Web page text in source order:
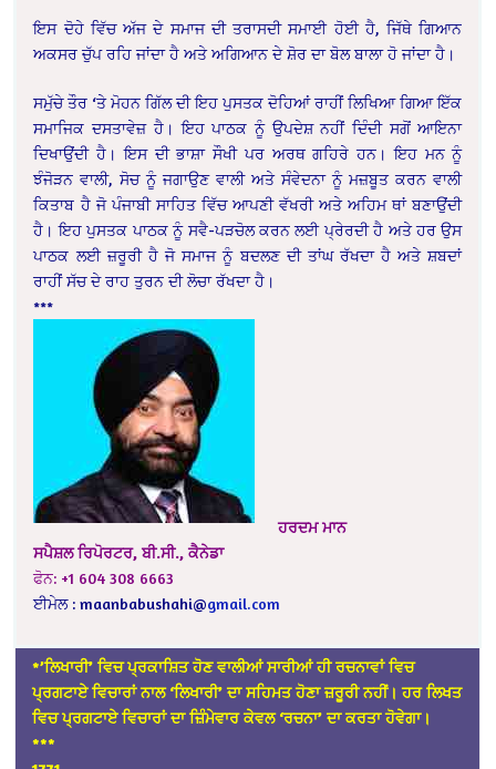
ਇਸ ਦੋਹੇ ਵਿੱਚ ਅੱਜ ਦੇ ਸਮਾਜ ਦੀ ਤਰਾਸਦੀ ਸਮਾਈ ਹੋਈ ਹੈ, ਜਿੱਥੇ ਗਿਆਨ
ਅਕਸਰ ਚੁੱਪ ਰਹਿ ਜਾਂਦਾ ਹੈ ਅਤੇ ਅਗਿਆਨ ਦੇ ਸ਼ੋਰ ਦਾ ਬੋਲ ਬਾਲਾ ਹੋ ਜਾਂਦਾ ਹੈ।
ਸਮੁੱਚੇ ਤੌਰ ‘ਤੇ ਮੋਹਨ ਗਿੱਲ ਦੀ ਇਹ ਪੁਸਤਕ ਦੋਹਿਆਂ ਰਾਹੀਂ ਲਿਖਿਆ ਗਿਆ ਇੱਕ
ਸਮਾਜਿਕ ਦਸਤਾਵੇਜ਼ ਹੈ। ਇਹ ਪਾਠਕ ਨੂੰ ਉਪਦੇਸ਼ ਨਹੀਂ ਦਿੰਦੀ ਸਗੋਂ ਆਇਨਾ
ਦਿਖਾਉਂਦੀ ਹੈ। ਇਸ ਦੀ ਭਾਸ਼ਾ ਸੌਖੀ ਪਰ ਅਰਥ ਗਹਿਰੇ ਹਨ। ਇਹ ਮਨ ਨੂੰ
ਝੰਜੋੜਨ ਵਾਲੀ, ਸੋਚ ਨੂੰ ਜਗਾਉਣ ਵਾਲੀ ਅਤੇ ਸੰਵੇਦਨਾ ਨੂੰ ਮਜ਼ਬੂਤ ਕਰਨ ਵਾਲੀ
ਕਿਤਾਬ ਹੈ ਜੋ ਪੰਜਾਬੀ ਸਾਹਿਤ ਵਿੱਚ ਆਪਣੀ ਵੱਖਰੀ ਅਤੇ ਅਹਿਮ ਥਾਂ ਬਣਾਉਂਦੀ
ਹੈ। ਇਹ ਪੁਸਤਕ ਪਾਠਕ ਨੂੰ ਸਵੈ-ਪੜਚੋਲ ਕਰਨ ਲਈ ਪ੍ਰੇਰਦੀ ਹੈ ਅਤੇ ਹਰ ਉਸ
ਪਾਠਕ ਲਈ ਜ਼ਰੂਰੀ ਹੈ ਜੋ ਸਮਾਜ ਨੂੰ ਬਦਲਣ ਦੀ ਤਾਂਘ ਰੱਖਦਾ ਹੈ ਅਤੇ ਸ਼ਬਦਾਂ
ਰਾਹੀਂ ਸੱਚ ਦੇ ਰਾਹ ਤੁਰਨ ਦੀ ਲੋਚਾ ਰੱਖਦਾ ਹੈ।
***
ਹਰਦਮ ਮਾਨ
ਸਪੈਸ਼ਲ ਰਿਪੋਰਟਰ, ਬੀ.ਸੀ., ਕੈਨੇਡਾ
ਫੋਨ: +1 604 308 6663
ਈਮੇਲ :maanbabushahi@gmail.com
*’ਲਿਖਾਰੀ’ ਵਿਚ ਪ੍ਰਕਾਸ਼ਿਤ ਹੋਣ ਵਾਲੀਆਂ ਸਾਰੀਆਂ ਹੀ ਰਚਨਾਵਾਂ ਵਿਚ
ਪ੍ਰਗਟਾਏ ਵਿਚਾਰਾਂ ਨਾਲ ‘ਲਿਖਾਰੀ’ ਦਾ ਸਹਿਮਤ ਹੋਣਾ ਜ਼ਰੂਰੀ ਨਹੀਂ। ਹਰ ਲਿਖਤ
ਵਿਚ ਪ੍ਰਗਟਾਏ ਵਿਚਾਰਾਂ ਦਾ ਜ਼ਿੰਮੇਵਾਰ ਕੇਵਲ ‘ਰਚਨਾ’ ਦਾ ਕਰਤਾ ਹੋਵੇਗਾ।
***